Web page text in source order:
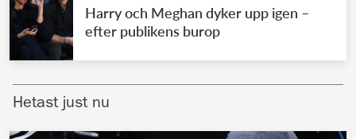
UTLÄNDSKT
VÄRLDENS KUNGAHUS
Brittiska kungahuset
Harry och Meghan dyker upp igen –
efter publikens burop
Hetast just nu